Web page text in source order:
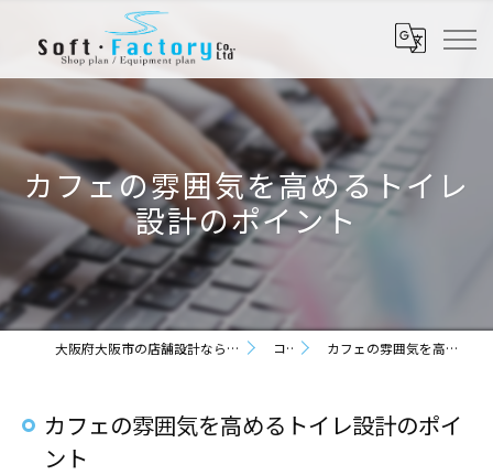
カフェの雰囲気を高めるトイレ
設計のポイント
大阪府大阪市の店舗設計なら株式会社ソフト・ファクトリー コラム カフェの雰囲気を高めるトイレ設計のポイント
カフェの雰囲気を高めるトイレ設計のポイ
ント